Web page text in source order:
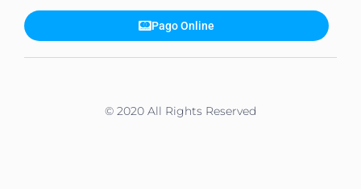
Pago Online
© 2020 All Rights Reserved